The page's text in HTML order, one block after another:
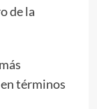
de la
términos